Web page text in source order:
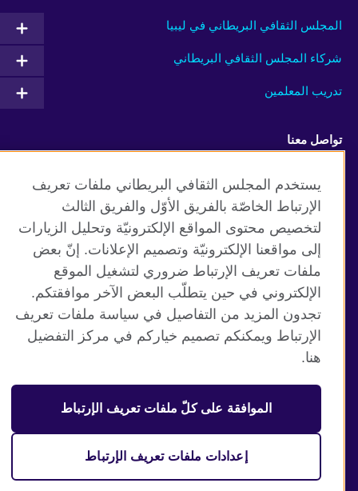
المجلس الثقافي البريطاني في ليبيا
شركاء المجلس الثقافي البريطاني
تدريب المعلمين
تواصل معنا
Facebook Twitter
Vimeo TikTok
موقع المجلس الثقافي البريطاني العالمي
الخصوصية وشروط الاستخدام
ملفات تعريف الإرتباط
خارطة الموقع
منظمة المملكة المتحدة الدولية للعلاقات الثقافية والفرص
يستخدم المجلس الثقافي البريطاني ملفات تعريف
الإرتباط الخاصّة بالفريق الأوّل والفريق الثالث
لتخصيص محتوى المواقع الإلكترونيّة وتحليل الزيارات
إلى مواقعنا الإلكترونيّة وتصميم الإعلانات. إنّ بعض
ملفات تعريف الإرتباط ضروري لتشغيل الموقع
الإلكتروني في حين يتطلّب البعض الآخر موافقتكم.
تجدون المزيد من التفاصيل في سياسة ملفات تعريف
الإرتباط ويمكنكم تصميم خياركم في مركز التفضيل
هنا.
الموافقة على كلّ ملفات تعريف الإرتباط
إعدادات ملفات تعريف الإرتباط